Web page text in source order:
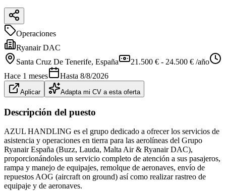
Operaciones
Ryanair DAC
Santa Cruz De Tenerife, España
21.500 € - 24.500 € /año
Hace 1 meses
Hasta 8/8/2026
Aplicar Adapta mi CV a esta oferta
Descripción del puesto
AZUL HANDLING es el grupo dedicado a ofrecer los servicios de
asistencia y operaciones en tierra para las aerolíneas del Grupo
Ryanair España (Buzz, Lauda, Malta Air & Ryanair DAC),
proporcionándoles un servicio completo de atención a sus pasajeros,
rampa y manejo de equipajes, remolque de aeronaves, envío de
repuestos AOG (aircraft on ground) así como realizar rastreo de
equipaje y de aeronaves.